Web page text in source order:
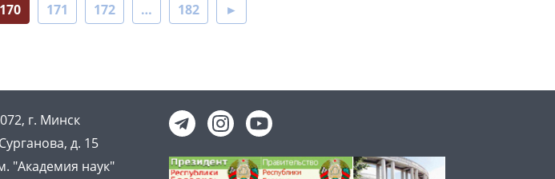
170 171 172 … 182 ►
г. Минск
д. 15
"Академия наук"